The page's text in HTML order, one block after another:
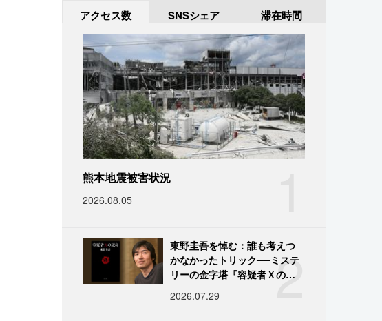
アクセス数 SNSシェア 滞在時間
熊本地震被害状況
2026.08.05
2
東野圭吾を悼む：誰も考えつ
かなかったトリック──ミステ
リーの金字塔『容疑者Ｘの献
2026.07.29